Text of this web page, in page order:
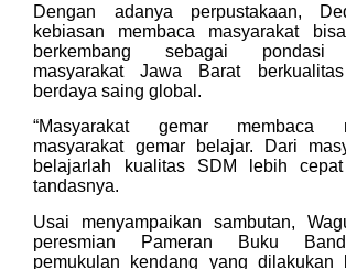
Dengan adanya perpustakaan,
kebiasan membaca masyarakat
berkembang sebagai pondasi
masyarakat Jawa Barat
berdaya saing global.
“Masyarakat gemar membaca
masyarakat gemar belajar. Dari
belajarlah kualitas SDM lebih cepat
tandasnya.
Usai menyampaikan sambutan,
peresmian Pameran Buku
pemukulan kendang yang dilakukan